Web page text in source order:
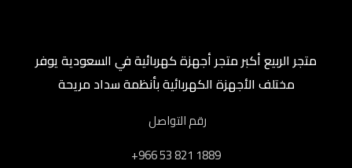
متجر الربيع أكبر متجر أجهزة كهربائية في السعودية يوفر
مختلف الأجهزة الكهربائية بأنظمة سداد مريحة
رقم التواصل
‎+966 53 821 1889